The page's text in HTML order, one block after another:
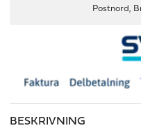
Postnord,
BESKRIVNING